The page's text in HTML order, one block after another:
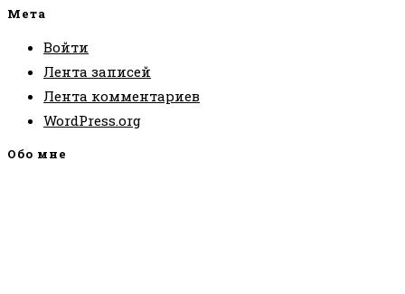
Мета
Войти
Лента записей
Лента комментариев
WordPress.org
Обо мне